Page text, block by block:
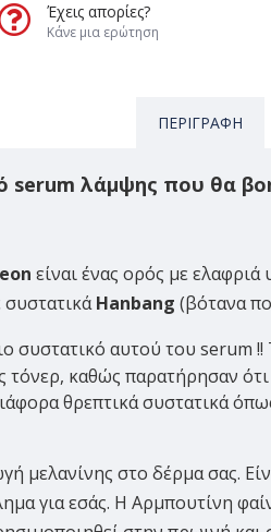
Έχεις απορίες?
Κάνε μια ερώτηση
ΠΕΡΙΓΡΑΦΉ
serum λάμψης που θα
είναι ένας ορός με
συστατικάHanbang (βότανα
συστατικό αυτού του serum !!
τόνερ, καθώς παρατήρησαν
θρεπτικά συστατικά
μελανίνης στο δέρμα σας.
για εσάς. Η Αρμπουτίνη